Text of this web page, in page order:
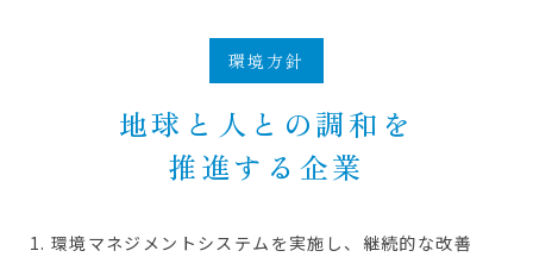
環境方針
地球と人との調和を
推進する企業
環境マネジメントシステムを実施し、継続的な改善